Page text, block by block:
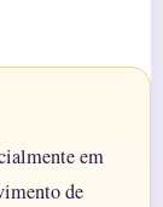
em
de